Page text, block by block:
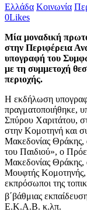
Ελλάδα Κοινωνία
0Likes
Μία μοναδική
στην Περιφέρεια
υπογραφή του
με τη συμμετοχή
περιοχής.
Η εκδήλωση
πραγματοποιήθηκε,
Σπύρου Χαριτάτου,
στην Κομοτηνή και
Μακεδονίας
του Παιδιού», ο
Μακεδονίας Θράκης,
Μουφτής Κομοτηνής,
εκπρόσωποι της
β΄βάθμιας
Ε.Κ.Α.Β. κ.λπ.